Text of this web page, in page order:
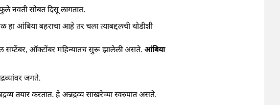
फुले नवती सोबत दिसू लागतात.
आंबिया बहराचा आहे तर चला त्याबद्दलची थोडीशी
सप्टेंबर, ऑक्टोंबर महिन्यातच सुरू झालेली असते. आंबिया
जगते.
तयार करतात. हे अन्नद्रव्य साखरेच्या स्वरुपात असते.